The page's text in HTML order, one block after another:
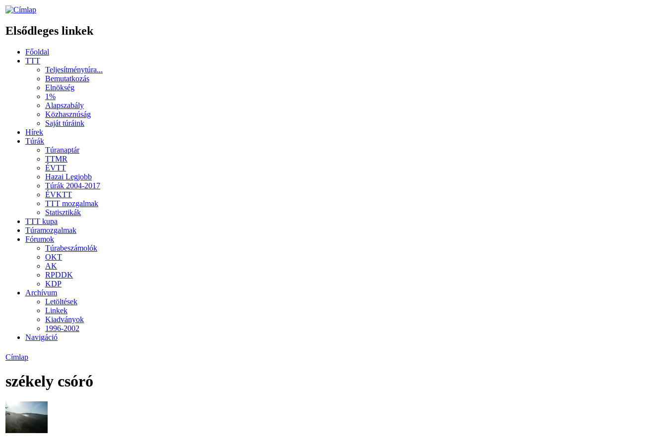
Elsődleges linkek
Főoldal
TTT
Teljesítménytúra...
Bemutatkozás
Elnökség
1%
Alapszabály
Közhasznúság
Saját túráink
Hírek
Túrák
Túranaptár
TTMR
ÉVTT
Hazai Legjobb
Túrák 2004-2017
ÉVKTT
TTT mozgalmak
Statisztikák
TTT kupa
Túramozgalmak
Fórumok
Túrabeszámolók
OKT
AK
RPDDK
KDP
Archívum
Letöltések
Linkek
Kiadványok
1996-2002
Navigáció
Címlap
székely csóró